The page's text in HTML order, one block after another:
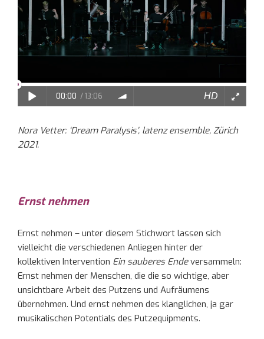
Nora Vetter: ‘Dream Paralysis’, latenz ensemble, Zürich
2021.
Ernst nehmen
Ernst nehmen – unter diesem Stichwort lassen sich
vielleicht die verschiedenen Anliegen hinter der
kollektiven Intervention Ein sauberes Endeversammeln:
Ernst nehmen der Menschen, die die so wichtige, aber
unsichtbare Arbeit des Putzens und Aufräumens
übernehmen. Und ernst nehmen des klanglichen, ja gar
musikalischen Potentials des Putzequipments.